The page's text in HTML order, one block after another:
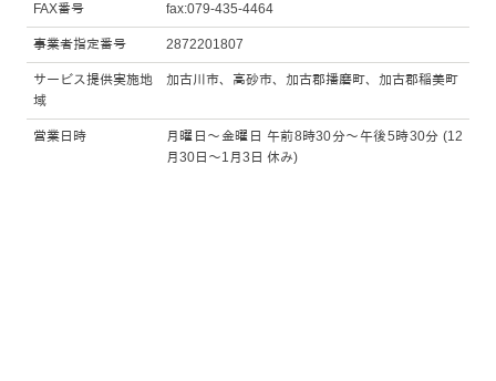
FAX番号 fax:079-435-4464
事業者指定番号 2872201807
サービス提供実施地
域
加古川市、高砂市、加古郡播磨町、加古郡稲美町
営業日時
月曜日～金曜日 午前8時30分～午後5時30分 (12
月30日～1月3日 休み)